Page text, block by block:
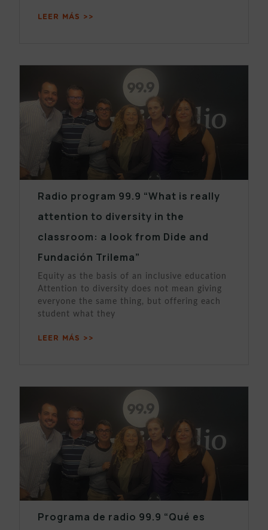
LEER MÁS >>
Radio program 99.9 “What is really
attention to diversity in the
classroom: a look from Dide and
Fundación Trilema”
Equity as the basis of an inclusive education
Attention to diversity does not mean giving
everyone the same thing, but offering each
student what they
LEER MÁS >>
Programa de radio 99.9 “Qué es